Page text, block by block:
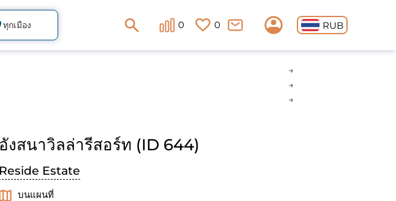
ทุกเมือง 0 0 RUB
อังสนาวิลล่ารีสอร์ท (ID 644)
Reside Estate
บนแผนที่